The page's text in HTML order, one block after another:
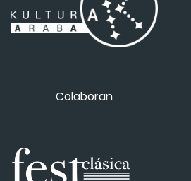
Colaboran